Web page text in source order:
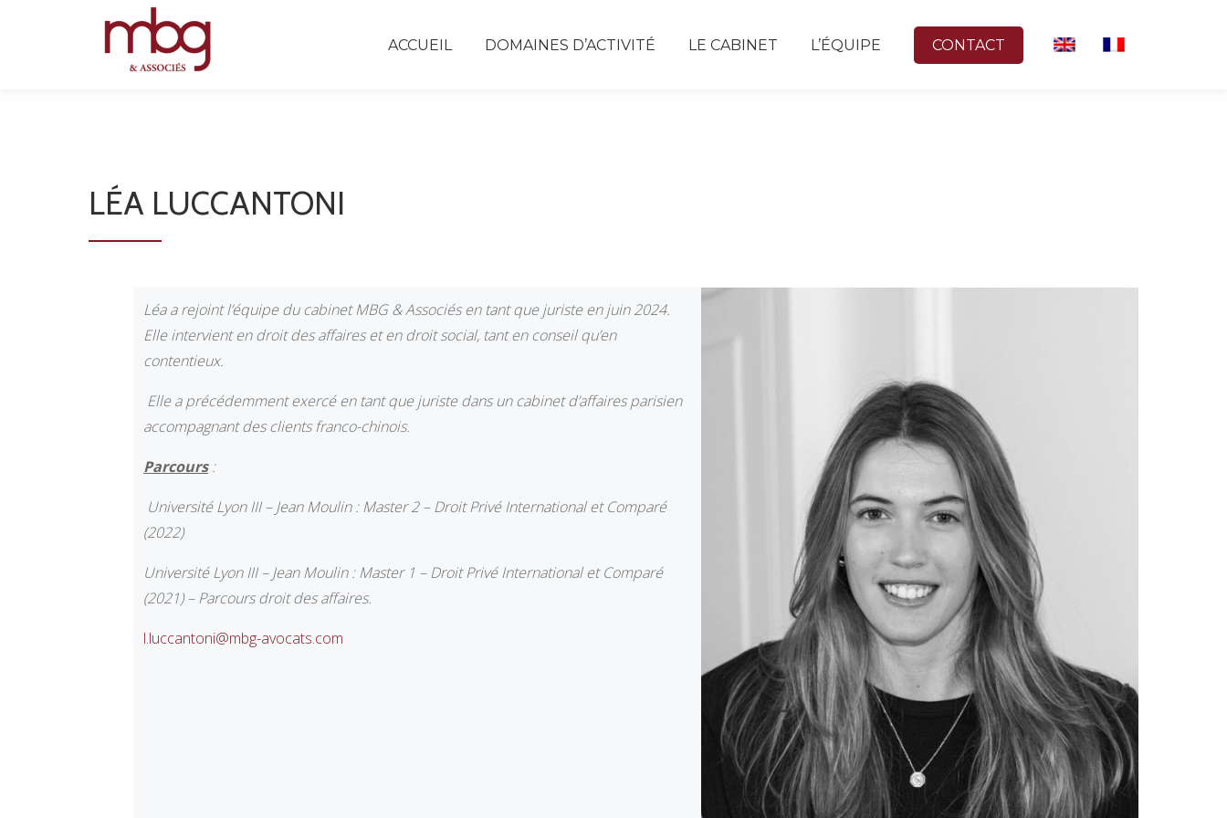
ACCUEIL DOMAINES D’ACTIVITÉ LE CABINET L’ÉQUIPE CONTACT
LÉA LUCCANTONI
Léa a rejoint l’équipe du cabinet MBG & Associés en tant que juriste en juin 2024.
Elle intervient en droit des affaires et en droit social, tant en conseil qu’en
contentieux.
Elle a précédemment exercé en tant que juriste dans un cabinet d’affaires parisien
accompagnant des clients franco-chinois.
Parcours :
Université Lyon III – Jean Moulin : Master 2 – Droit Privé International et Comparé
(2022)
Université Lyon III – Jean Moulin : Master 1 – Droit Privé International et Comparé
(2021) – Parcours droit des affaires.
l.luccantoni@mbg-avocats.com